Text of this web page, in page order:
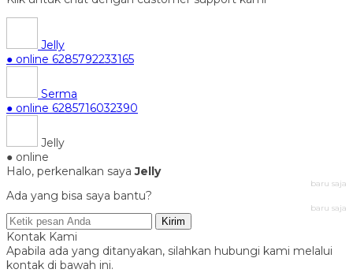
Jelly
● online 6285792233165
Serma
● online 6285716032390
Jelly
● online
Halo, perkenalkan sayaJelly
baru saja
Ada yang bisa saya bantu?
baru saja
Kirim
Kontak Kami
Apabila ada yang ditanyakan, silahkan hubungi kami melalui
kontak di bawah ini.